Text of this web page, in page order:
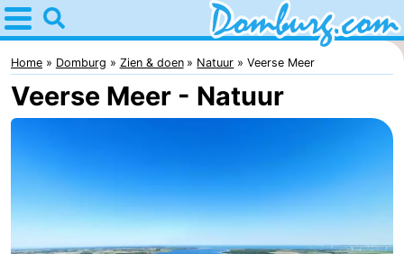
Home
Domburg
Tips
kinderen
Webcam
Webcam
Home Domburg Zien & doen Natuur Veerse Meer
Veerse Meer - Natuur